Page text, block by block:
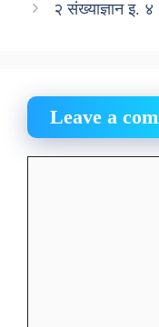
२ संख्याज्ञान इ. ४
Leave a